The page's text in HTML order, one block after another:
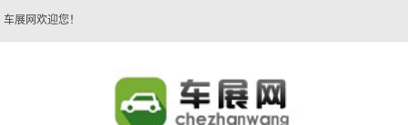
车展网欢迎您！